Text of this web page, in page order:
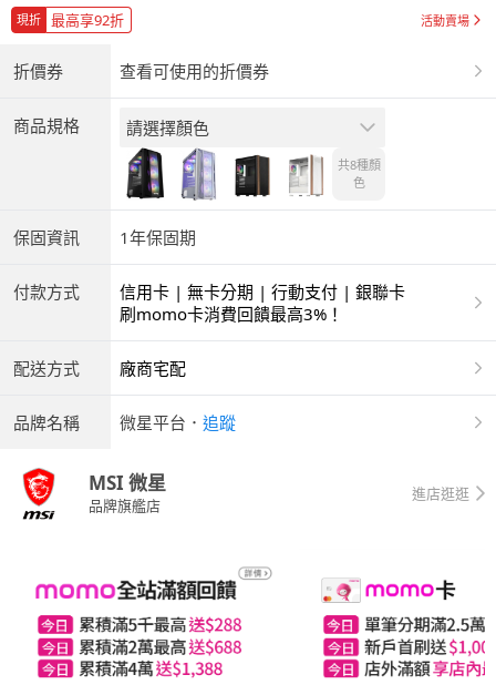
現折 最高享92折 活動賣場
折價券 查看可使用的折價券
商品規格 請選擇顏色
共8種顏
色
保固資訊 1年保固期
付款方式
信用卡 | 無卡分期 | 行動支付 | 銀聯卡
刷momo卡消費回饋最高3%！
配送方式 廠商宅配
品牌名稱 微星平台 ． 追蹤
MSI 微星
品牌旗艦店
進店逛逛